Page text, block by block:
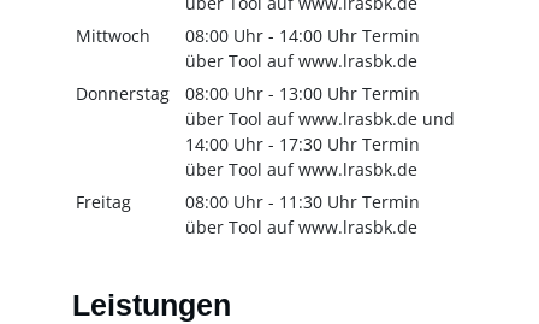
Mittwoch
08:00 Uhr - 14:00 Uhr Termin
über Tool auf www.lrasbk.de
Donnerstag
08:00 Uhr - 13:00 Uhr Termin
über Tool auf www.lrasbk.de und
14:00 Uhr - 17:30 Uhr Termin
über Tool auf www.lrasbk.de
Freitag
08:00 Uhr - 11:30 Uhr Termin
über Tool auf www.lrasbk.de
Leistungen